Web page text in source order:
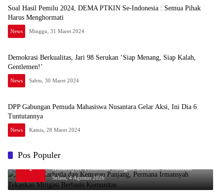
Soal Hasil Pemilu 2024, DEMA PTKIN Se-Indonesia : Semua Pihak
Harus Menghormati
News Minggu, 31 Maret 2024
Demokrasi Berkualitas, Jari 98 Serukan ‘Siap Menang, Siap Kalah,
Gentlemen!’
News Sabtu, 30 Maret 2024
DPP Gabungan Pemuda Mahasiswa Nusantara Gelar Aksi, Ini Dia 6
Tuntutannya
News Kamis, 28 Maret 2024
Pos Populer
1
Waspada Karhutla dan Kemarau Panjang, Permana
Irmansyah Tekankan Mitigasi Berbasis Komunitas
Selasa, 4 Agustus 2026